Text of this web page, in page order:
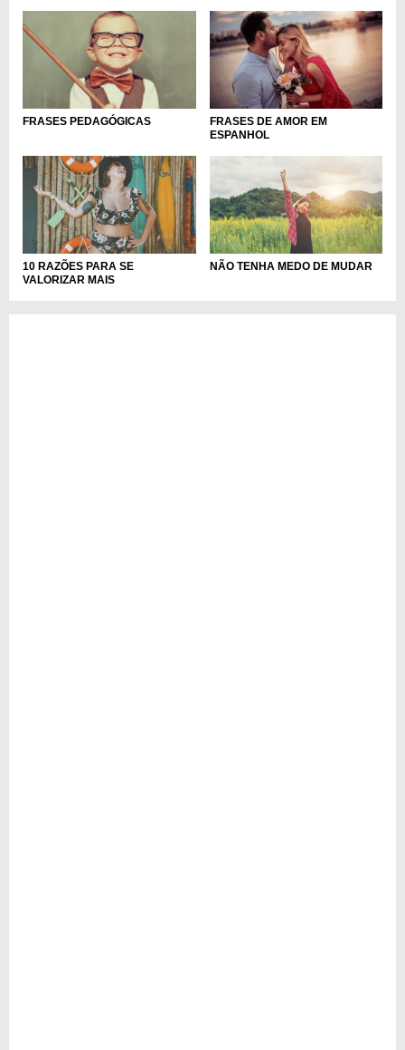
FRASES PEDAGÓGICAS
FRASES DE AMOR EM
ESPANHOL
10 RAZÕES PARA SE
VALORIZAR MAIS
NÃO TENHA MEDO DE MUDAR